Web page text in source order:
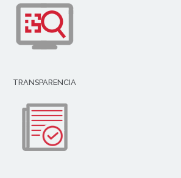
TRANSPARENCIA